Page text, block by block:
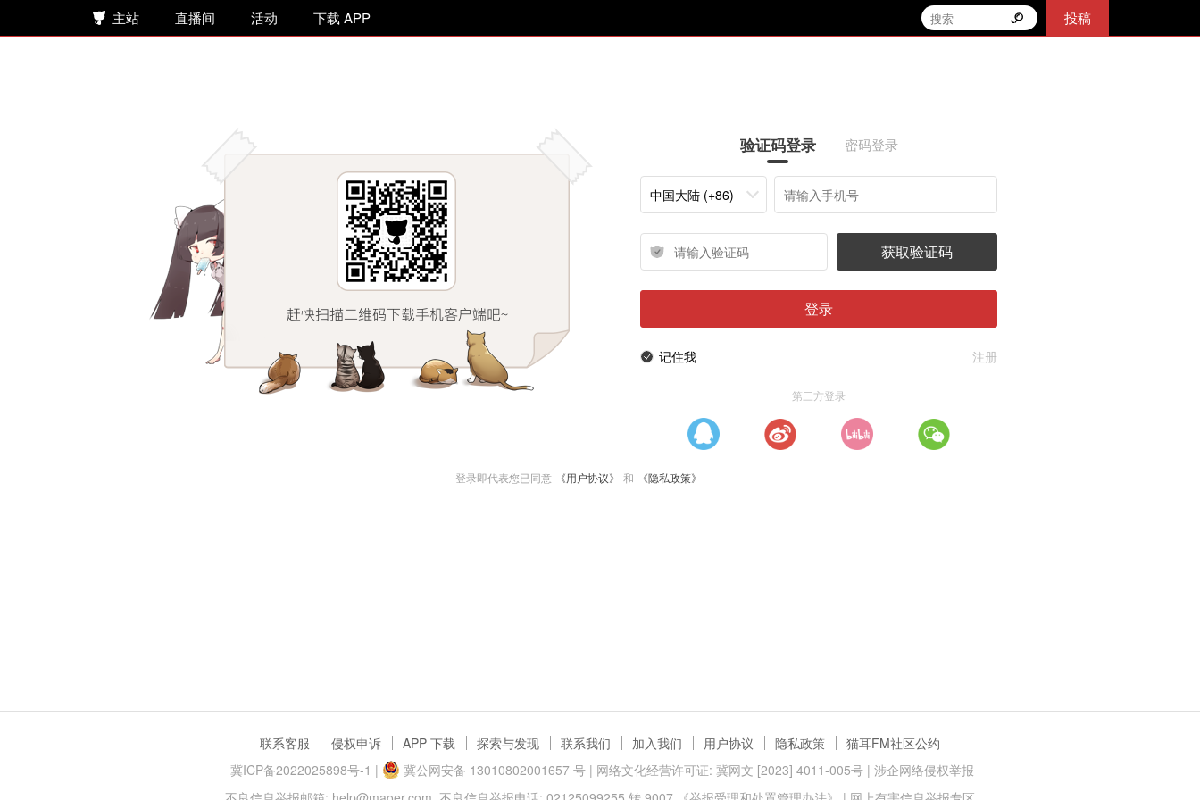
主站 直播间 活动 下载 APP 投稿
验证码登录 密码登录
中国大陆 (+86)
获取验证码
登录
记住我 注册
第三方登录
登录即代表您已同意 《用户协议》 和 《隐私政策》
联系客服 侵权申诉 APP 下载 探索与发现 联系我们 加入我们 用户协议 隐私政策
猫耳FM社区公约
冀ICP备2022025898号-1 | 冀公网安备 13010802001657 号| 网络文化经营许可证: 冀网文 [2023] 4011-005号 | 涉企网络侵权举报